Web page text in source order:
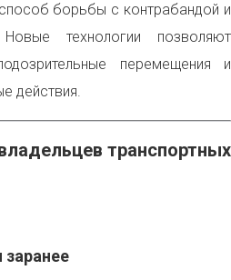
борьбы с контрабандой и
технологии позволяют
перемещения и
действия.
транспортных
заранее